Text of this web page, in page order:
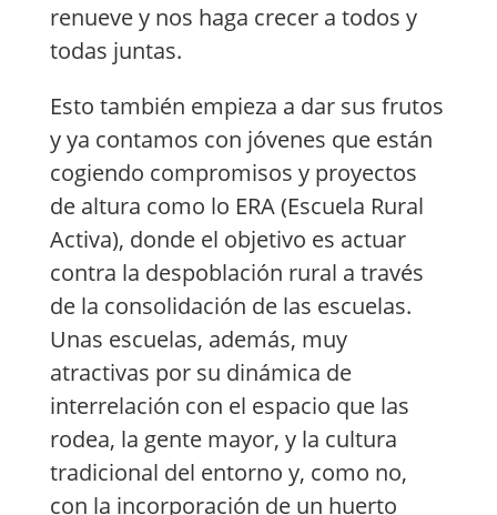
renueve y nos haga crecer a todos y
todas juntas.
Esto también empieza a dar sus frutos
y ya contamos con jóvenes que están
cogiendo compromisos y proyectos
de altura como lo ERA (Escuela Rural
Activa), donde el objetivo es actuar
contra la despoblación rural a través
de la consolidación de las escuelas.
Unas escuelas, además, muy
atractivas por su dinámica de
interrelación con el espacio que las
rodea, la gente mayor, y la cultura
tradicional del entorno y, como no,
con la incorporación de un huerto